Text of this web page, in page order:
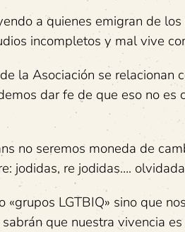
a quienes emigran de
incompletos y mal vive
la Asociación se relacionan
dar fe de que eso no es
no seremos moneda de
jodidas, re jodidas….
LGTBIQ» sino que
que nuestra vivencia